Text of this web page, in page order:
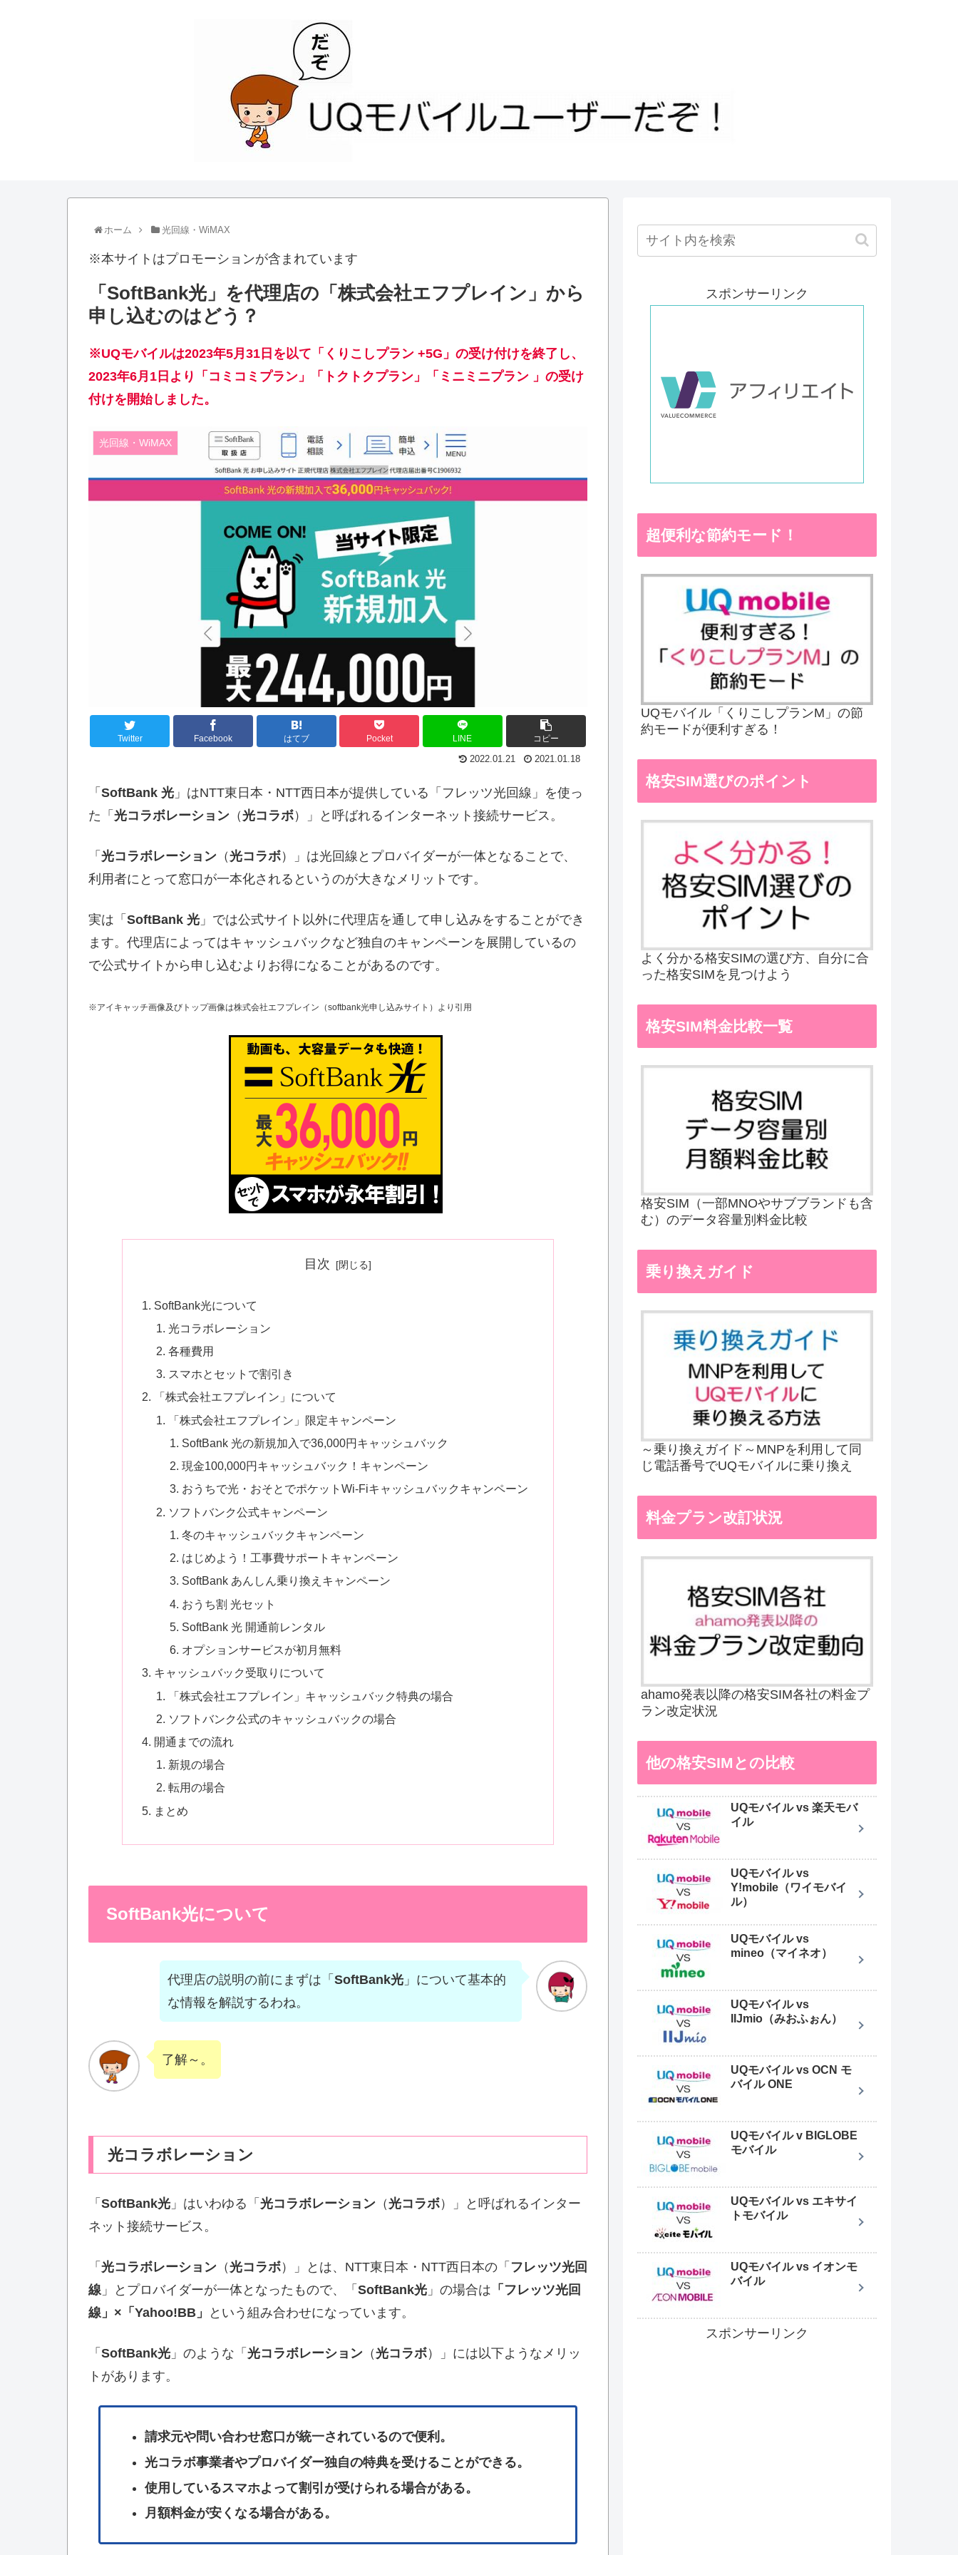
ホーム 光回線・WiMAX
※本サイトはプロモーションが含まれています
「SoftBank光」を代理店の「株式会社エフプレイン」から
申し込むのはどう？
※UQモバイルは2023年5月31日を以て「くりこしプラン +5G」の受け付けを終了し、
2023年6月1日より「コミコミプラン」「トクトクプラン」「ミニミニプラン 」の受け
付けを開始しました。
光回線・WiMAX
Twitter Facebook はてブ Pocket LINE コピー
2022.01.21 2021.01.18
「 SoftBank 光 」はNTT東日本・NTT西日本が提供している「フレッツ光回線」を使っ
た「 光コラボレーション （光コラボ）」と呼ばれるインターネット接続サービス。
「 光コラボレーション （光コラボ）」は光回線とプロバイダーが一体となることで、
利用者にとって窓口が一本化されるというのが大きなメリットです。
実は「 SoftBank 光 」では公式サイト以外に代理店を通して申し込みをすることができ
ます。代理店によってはキャッシュバックなど独自のキャンペーンを展開しているの
で公式サイトから申し込むよりお得になることがあるのです。
※アイキャッチ画像及びトップ画像は株式会社エフプレイン（softbank光申し込みサイト）より引用
目次
SoftBank光について
光コラボレーション
各種費用
スマホとセットで割引き
「株式会社エフプレイン」について
「株式会社エフプレイン」限定キャンペーン
SoftBank 光の新規加入で36,000円キャッシュバック
現金100,000円キャッシュバック！キャンペーン
おうちで光・おそとでポケットWi-Fiキャッシュバックキャンペーン
ソフトバンク公式キャンペーン
冬のキャッシュバックキャンペーン
はじめよう！工事費サポートキャンペーン
SoftBank あんしん乗り換えキャンペーン
おうち割 光セット
SoftBank 光 開通前レンタル
オプションサービスが初月無料
キャッシュバック受取りについて
「株式会社エフプレイン」キャッシュバック特典の場合
ソフトバンク公式のキャッシュバックの場合
開通までの流れ
新規の場合
転用の場合
まとめ
SoftBank光について
代理店の説明の前にまずは「 SoftBank光 」について基本的
な情報を解説するわね。
了解～。
光コラボレーション
「 SoftBank光 」はいわゆる「 光コラボレーション （光コラボ）」と呼ばれるインター
ネット接続サービス。
「 光コラボレーション （光コラボ）」とは、NTT東日本・NTT西日本の「 フレッツ光回
線 」とプロバイダーが一体となったもので、「 SoftBank光 」の場合は 「フレッツ光回
線」×「Yahoo!BB」
という組み合わせになっています。
「 SoftBank光 」のような「 光コラボレーション （光コラボ）」には以下ようなメリッ
トがあります。
請求元や問い合わせ窓口が統一されているので便利。
光コラボ事業者やプロバイダー独自の特典を受けることができる。
使用しているスマホよって割引が受けられる場合がある。
月額料金が安くなる場合がある。
スポンサーリンク
超便利な節約モード！
UQモバイル「くりこしプランM」の節
約モードが便利すぎる！
格安SIM選びのポイント
よく分かる格安SIMの選び方、自分に合
った格安SIMを見つけよう
格安SIM料金比較一覧
格安SIM（一部MNOやサブブランドも含
む）のデータ容量別料金比較
乗り換えガイド
～乗り換えガイド～MNPを利用して同
じ電話番号でUQモバイルに乗り換え
料金プラン改訂状況
ahamo発表以降の格安SIM各社の料金プ
ラン改定状況
他の格安SIMとの比較
UQモバイル vs 楽天モバ
イル
UQモバイル vs
Y!mobile（ワイモバイ
ル）
UQモバイル vs
mineo（マイネオ）
UQモバイル vs
IIJmio（みおふぉん）
UQモバイル vs OCN モ
バイル ONE
UQモバイル v BIGLOBE
モバイル
UQモバイル vs エキサイ
トモバイル
UQモバイル vs イオンモ
バイル
スポンサーリンク